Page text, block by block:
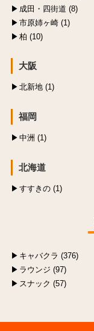
成田・四街道 (8)
市原姉ヶ崎 (1)
柏 (10)
大阪
北新地 (1)
福岡
中洲 (1)
北海道
すすきの (1)
キャバクラ (376)
ラウンジ (97)
スナック (57)